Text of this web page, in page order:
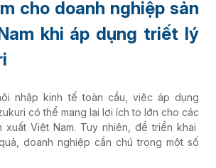
cho doanh nghiệp sản
khi áp dụng triết lý
nhập kinh tế toàn cầu, việc áp dụng
có thể mang lại lợi ích to lớn cho các
xuất Việt Nam. Tuy nhiên, để triển khai
doanh nghiệp cần chú trọng một số